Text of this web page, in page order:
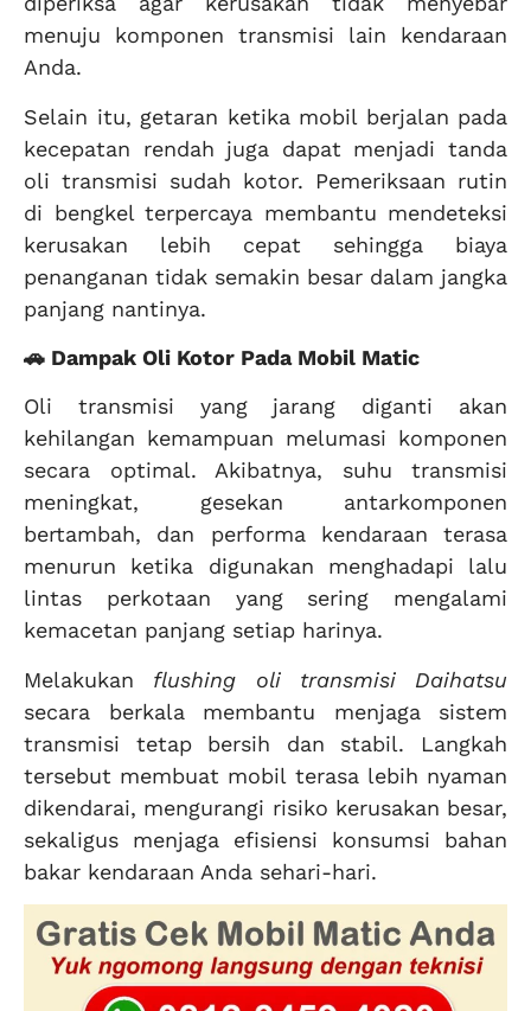
menuju komponen transmisi lain kendaraan
Anda.
Selain itu, getaran ketika mobil berjalan pada
kecepatan rendah juga dapat menjadi tanda
oli transmisi sudah kotor. Pemeriksaan rutin
di bengkel terpercaya membantu mendeteksi
kerusakan lebih cepat sehingga biaya
penanganan tidak semakin besar dalam jangka
panjang nantinya.
🚗 Dampak Oli Kotor Pada Mobil Matic
Oli transmisi yang jarang diganti akan
kehilangan kemampuan melumasi komponen
secara optimal. Akibatnya, suhu transmisi
meningkat, gesekan antarkomponen
bertambah, dan performa kendaraan terasa
menurun ketika digunakan menghadapi lalu
lintas perkotaan yang sering mengalami
kemacetan panjang setiap harinya.
Melakukan flushing oli transmisi Daihatsu
secara berkala membantu menjaga sistem
transmisi tetap bersih dan stabil. Langkah
tersebut membuat mobil terasa lebih nyaman
dikendarai, mengurangi risiko kerusakan besar,
sekaligus menjaga efisiensi konsumsi bahan
bakar kendaraan Anda sehari-hari.